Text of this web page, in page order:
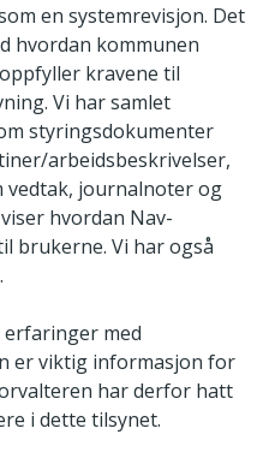
en systemrevisjon. Det
hvordan kommunen
kravene til
Vi har samlet
styringsdokumenter
arbeidsbeskrivelser,
journalnoter og
hvordan Nav-
brukerne. Vi har også
med
er viktig informasjon for
har derfor hatt
i dette tilsynet.